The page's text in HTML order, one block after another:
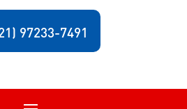
97233-7491